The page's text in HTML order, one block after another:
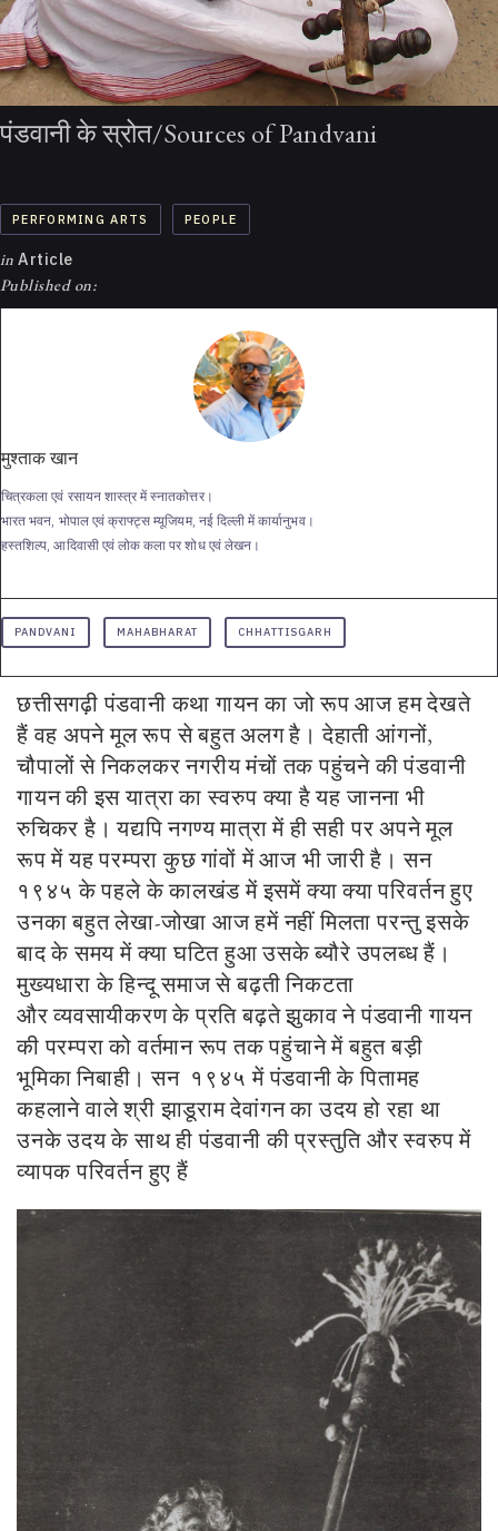
पंडवानी के स्रोत/Sources of Pandvani
PERFORMING ARTS PEOPLE
in Article
Published on:
मुश्ताक खान
चित्रकला एवं रसायन शास्त्र में स्नातकोत्तर।
भारत भवन, भोपाल एवं क्राफ्ट्स म्यूजियम, नई दिल्ली में कार्यानुभव।
हस्तशिल्प, आदिवासी एवं लोक कला पर शोध एवं लेखन।
PANDVANI MAHABHARAT CHHATTISGARH
छत्तीसगढ़ी पंडवानी कथा गायन का जो रूप आज हम देखते
हैं वह अपने मूल रूप से बहुत अलग है। देहाती आंगनों,
चौपालों से निकलकर नगरीय मंचों तक पहुंचने की पंडवानी
गायन की इस यात्रा का स्वरुप क्या है यह जानना भी
रुचिकर है। यद्यपि नगण्य मात्रा में ही सही पर अपने मूल
रूप में यह परम्परा कुछ गांवों में आज भी जारी है। सन
१९४५ केपहले के कालखंड में इसमें क्या क्या परिवर्तन हुए
उनका बहुत लेखा-जोखा आज हमें नहीं मिलता परन्तु इसके
बाद के समय में क्या घटित हुआ उसके ब्यौरे उपलब्ध हैं।
मुख्यधारा के हिन्दू समाज से बढ़ती निकटता
और व्यवसायीकरण के प्रति बढ़ते झुकाव ने पंडवानी गायन
की परम्परा को वर्तमान रूप तक पहुंचाने में बहुत बड़ी
भूमिका निबाही। सन १९४५ में पंडवानी के पितामह
कहलाने वाले श्री झाडूराम देवांगन का उदय हो रहा था
उनके उदय के साथ ही पंडवानी की प्रस्तुति और स्वरुप में
व्यापक परिवर्तन हुए हैं